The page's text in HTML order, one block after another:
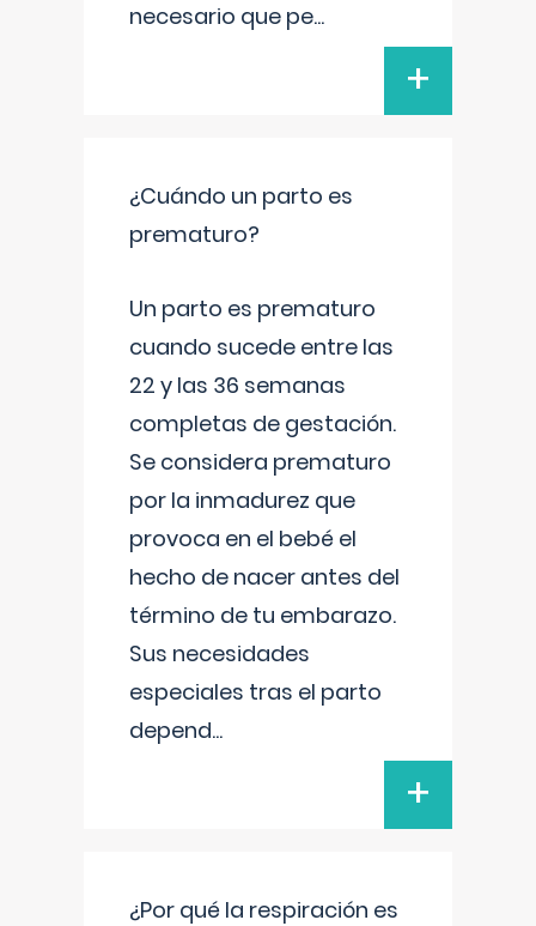
necesario que pe...
+
¿Cuándo un parto es
prematuro?
Un parto es prematuro
cuando sucede entre las
22 y las 36 semanas
completas de gestación.
Se considera prematuro
por la inmadurez que
provoca en el bebé el
hecho de nacer antes del
término de tu embarazo.
Sus necesidades
especiales tras el parto
depend...
+
¿Por qué la respiración es